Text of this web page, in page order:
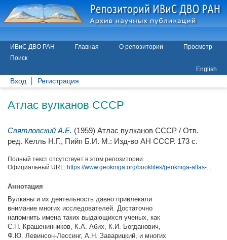
ИВиС ДВО РАН Главная О репозитории
Просмотр
Поиск
English
Вход Регистрация
Атлас вулканов СССР
Святловский А.Е. (1959) Атлас вулканов СССР / Отв.
ред. Келль Н.Г., Пийп Б.И. М.: Изд-во АН СССР. 173 с.
Полный текст отсутствует в этом репозитории.
Официальный URL: https://www.geokniga.org/bookfiles/geokniga-atlas-...
Аннотация
Вулканы и их деятельность давно привлекали
внимание многих исследователей. Достаточно
напомнить имена таких выдающихся ученых, как
С.П. Крашенинников, К.А. Абих, К.И. Богданович,
Ф.Ю. Левинсон-Лессинг, А.Н. Заварицкий, и многих